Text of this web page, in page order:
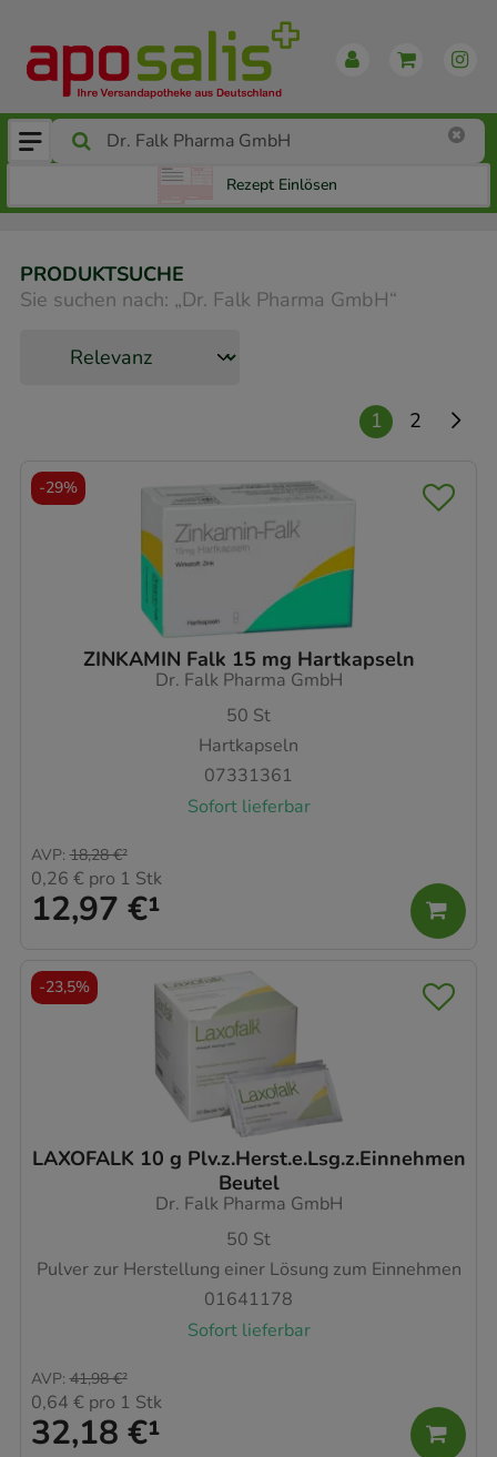
Rezept Einlösen
PRODUKTSUCHE
Sie suchen nach: „Dr. Falk Pharma GmbH“
1 2
ZINKAMIN Falk 15 mg Hartkapseln
Dr. Falk Pharma GmbH
50 St
Hartkapseln
07331361
Sofort lieferbar
12,97 €¹
AVP: 18,28 €²
0,26 € pro 1 Stk
-29%
LAXOFALK 10 g Plv.z.Herst.e.Lsg.z.Einnehmen
Beutel
Dr. Falk Pharma GmbH
50 St
Pulver zur Herstellung einer Lösung zum Einnehmen
01641178
Sofort lieferbar
32,18 €¹
AVP: 41,98 €²
0,64 € pro 1 Stk
-23,5%